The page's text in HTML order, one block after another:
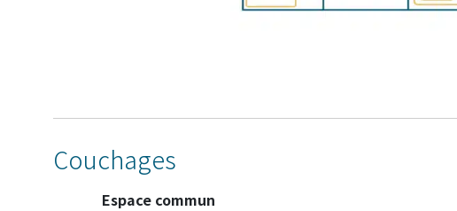
Couchages
Espace commun